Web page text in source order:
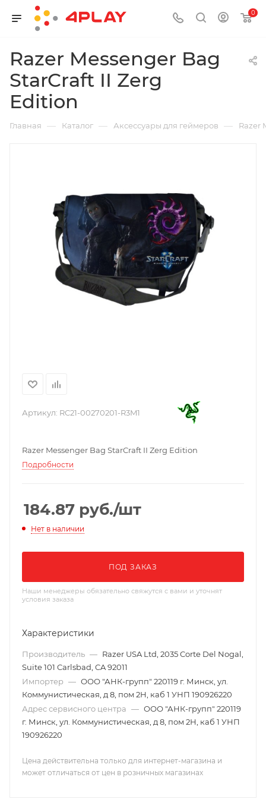
0
Razer Messenger Bag
StarCraft II Zerg
Edition
Главная — Каталог — Аксессуары для геймеров — Razer
Артикул: RC21-00270201-R3M1
Razer Messenger Bag StarCraft II Zerg Edition
Подробности
184.87 руб./шт
Нет в наличии
ПОД ЗАКАЗ
Наши менеджеры обязательно свяжутся с вами и уточнят
условия заказа
Характеристики
Производитель — Razer USA Ltd, 2035 Corte Del Nogal,
Suite 101 Carlsbad, CA 92011
Импортер — ООО "АНК-групп" 220119 г. Минск, ул.
Коммунистическая, д 8, пом 2Н, каб 1 УНП 190926220
Адрес сервисного центра — ООО "АНК-групп" 220119
г. Минск, ул. Коммунистическая, д 8, пом 2Н, каб 1 УНП
190926220
Цена действительна только для интернет-магазина и
может отличаться от цен в розничных магазинах